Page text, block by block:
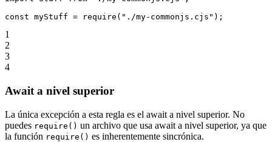
const myStuff = require ( "./my-commonjs.cjs" );
1
2
3
4
Await a nivel superior
La única excepción a esta regla es el await a nivel superior. No
puedes require() un archivo que usa await a nivel superior, ya que
la función require() es inherentemente sincrónica.